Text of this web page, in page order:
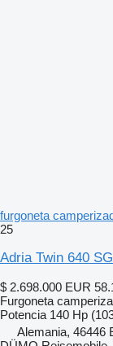
furgoneta
25
Adria Twin 640
$ 2.698.000 EUR
Furgoneta
Potencia 140 Hp
Alemania, 46446